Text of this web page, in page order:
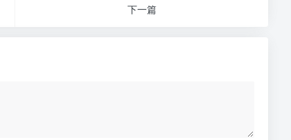
下一篇